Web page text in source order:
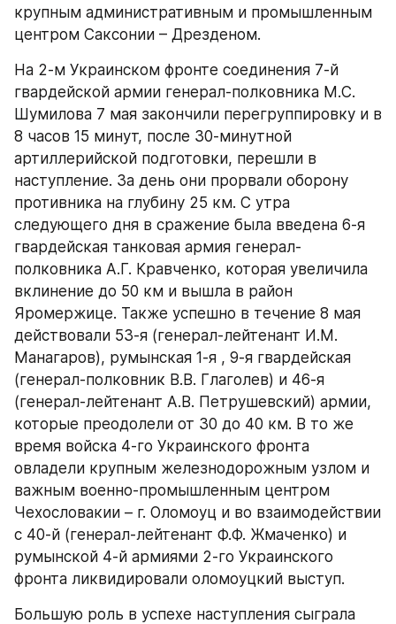
крупным административным и промышленным
центром Саксонии – Дрезденом.
На 2-м Украинском фронте соединения 7-й
гвардейской армии генерал-полковника М.С.
Шумилова 7 мая закончили перегруппировку и в
8 часов 15 минут, после 30-минутной
артиллерийской подготовки, перешли в
наступление. За день они прорвали оборону
противника на глубину 25 км. С утра
следующего дня в сражение была введена 6-я
гвардейская танковая армия генерал-
полковника А.Г. Кравченко, которая увеличила
вклинение до 50 км и вышла в район
Яромержице. Также успешно в течение 8 мая
действовали 53-я (генерал-лейтенант И.М.
Манагаров), румынская 1-я , 9-я гвардейская
(генерал-полковник В.В. Глаголев) и 46-я
(генерал-лейтенант А.В. Петрушевский) армии,
которые преодолели от 30 до 40 км. В то же
время войска 4-го Украинского фронта
овладели крупным железнодорожным узлом и
важным военно-промышленным центром
Чехословакии – г. Оломоуц и во взаимодействии
с 40-й (генерал-лейтенант Ф.Ф. Жмаченко) и
румынской 4-й армиями 2-го Украинского
фронта ликвидировали оломоуцкий выступ.
Большую роль в успехе наступления сыграла